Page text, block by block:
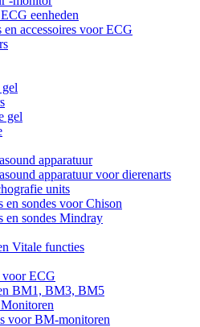
eenheden
accessoires voor ECG
gel
apparatuur
apparatuur voor dierenarts
units
en sondes voor Chison
en sondes Mindray
Vitale functies
voor ECG
BM1, BM3, BM5
voor BM-monitoren